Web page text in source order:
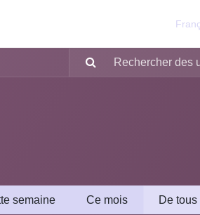
semaine Ce mois De